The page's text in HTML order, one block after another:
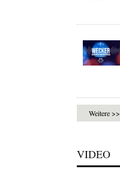
Weitere >>
VIDEO